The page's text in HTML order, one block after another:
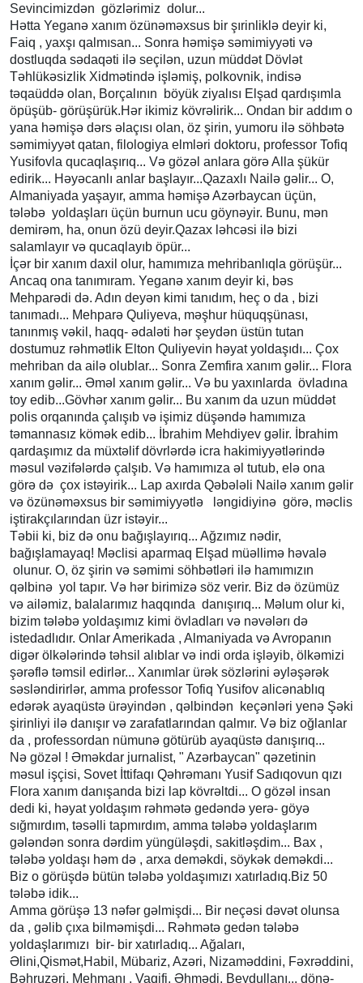
Sevincimizdən gözlərimiz dolur...
Hətta Yeganə xanım özünəməxsus bir şırinliklə deyir ki,
Faiq , yaxşı qalmısan... Sonra həmişə səmimiyyəti və
dostluqda sədaqəti ilə seçilən, uzun müddət Dövlət
Təhlükəsizlik Xidmətində işləmiş, polkovnik, indisə
təqaüddə olan, Borçalının böyük ziyalısı Elşad qardışımla
öpüşüb- görüşürük.Hər ikimiz kövrəlirik... Ondan bir addım o
yana həmişə dərs əlaçısı olan, öz şirin, yumoru ilə söhbətə
səmimiyyət qatan, filologiya elmləri doktoru, professor Tofiq
Yusifovla qucaqlaşırıq... Və gözəl anlara görə Alla şükür
edirik... Həyəcanlı anlar başlayır...Qazaxlı Nailə gəlir... O,
Almaniyada yaşayır, amma həmişə Azərbaycan üçün,
tələbə yoldaşları üçün burnun ucu göynəyir. Bunu, mən
demirəm, ha, onun özü deyir.Qazax ləhcəsi ilə bizi
salamlayır və qucaqlayıb öpür...
İçər bir xanım daxil olur, hamımıza mehribanlıqla görüşür...
Ancaq ona tanımıram. Yeganə xanım deyir ki, bəs
Mehparədi də. Adın deyən kimi tanıdım, heç o da , bizi
tanımadı... Mehparə Quliyeva, məşhur hüquqşünası,
tanınmış vəkil, haqq- ədaləti hər şeydən üstün tutan
dostumuz rəhmətlik Elton Quliyevin həyat yoldaşıdı... Çox
mehriban da ailə olublar... Sonra Zemfira xanım gəlir... Flora
xanım gəlir... Əməl xanım gəlir... Və bu yaxınlarda övladına
toy edib...Gövhər xanım gəlir... Bu xanım da uzun müddət
polis orqanında çalışıb və işimiz düşəndə hamımıza
təmannasız kömək edib... İbrahim Mehdiyev gəlir. İbrahim
qardaşımız da müxtəlif dövrlərdə icra hakimiyyətlərində
məsul vəzifələrdə çalşıb. Və hamımıza əl tutub, elə ona
görə də çox istəyirik... Lap axırda Qəbələli Nailə xanım gəlir
və özünəməxsus bir səmimiyyətlə ləngidiyinə görə, məclis
iştirakçılarından üzr istəyir...
Təbii ki, biz də onu bağışlayırıq... Ağzımız nədir,
bağışlamayaq! Məclisi aparmaq Elşad müəllimə həvalə
olunur. O, öz şirin və səmimi söhbətləri ilə hamımızın
qəlbinə yol tapır. Və hər birimizə söz verir. Biz də özümüz
və ailəmiz, balalarımız haqqında danışırıq... Məlum olur ki,
bizim tələbə yoldaşımız kimi övladları və nəvələrı də
istedadlıdır. Onlar Amerikada , Almaniyada və Avropanın
digər ölkələrində təhsil alıblar və indi orda işləyib, ölkəmizi
şərəflə təmsil edirlər... Xanımlar ürək sözlərini əyləşərək
səsləndirirlər, amma professor Tofiq Yusifov alicənablıq
edərək ayaqüstə ürəyindən , qəlbindən keçənləri yenə Şəki
şirinliyi ilə danışır və zarafatlarından qalmır. Və biz oğlanlar
da , professordan nümunə götürüb ayaqüstə danışırıq...
Nə gözəl ! Əməkdar jurnalist, " Azərbaycan" qəzetinin
məsul işçisi, Sovet İttifaqı Qəhrəmanı Yusif Sadıqovun qızı
Flora xanım danışanda bizi lap kövrəltdi... O gözəl insan
dedi ki, həyat yoldaşım rəhmətə gedəndə yerə- göyə
sığmırdım, təsəlli tapmırdım, amma tələbə yoldaşlarım
gələndən sonra dərdim yüngüləşdi, sakitləşdim... Bax ,
tələbə yoldaşı həm də , arxa deməkdi, söykək deməkdi...
Biz o görüşdə bütün tələbə yoldaşımızı xatırladıq.Biz 50
tələbə idik...
Amma görüşə 13 nəfər gəlmişdi... Bir neçəsi dəvət olunsa
da , gəlib çıxa bilməmişdi... Rəhmətə gedən tələbə
yoldaşlarımızı bir- bir xatırladıq... Ağaları,
Əlini,Qismət,Habil, Mübariz, Azəri, Nizaməddini, Fəxrəddini,
Bəhruzəri, Mehmanı , Vaqifi, Əhmədi, Beydullanı... dönə-